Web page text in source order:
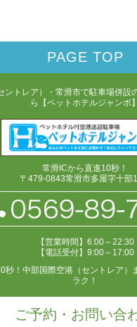
PAGE TOP
ントレア）・常滑市で駐車場併設
ら【ペットホテルジャンボ】
常滑ICから直進10秒！
〒479-0843常滑市多屋字十部
【営業時間】6:00～22:30
【電話受付】9:00～17:00
秒！中部国際空港（セントレア）
ラク！
ご予約・お問い合